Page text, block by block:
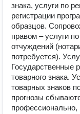
знака, услуги по
регистрации
образцов.
правом – услуги
отчуждений
потребуется).
Государственные
товарного знака.
товарных знаков
прогнозы
профессионально,